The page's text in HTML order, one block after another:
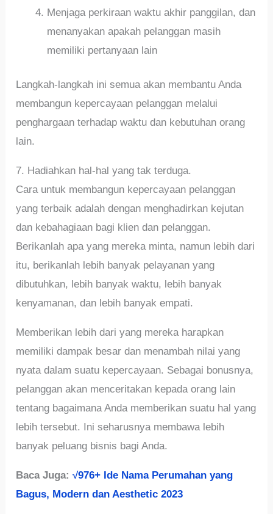
Menjaga perkiraan waktu akhir panggilan, dan
menanyakan apakah pelanggan masih
memiliki pertanyaan lain
Langkah-langkah ini semua akan membantu Anda
membangun kepercayaan pelanggan melalui
penghargaan terhadap waktu dan kebutuhan orang
lain.
7. Hadiahkan hal-hal yang tak terduga.
Cara untuk membangun kepercayaan pelanggan
yang terbaik adalah dengan menghadirkan kejutan
dan kebahagiaan bagi klien dan pelanggan.
Berikanlah apa yang mereka minta, namun lebih dari
itu, berikanlah lebih banyak pelayanan yang
dibutuhkan, lebih banyak waktu, lebih banyak
kenyamanan, dan lebih banyak empati.
Memberikan lebih dari yang mereka harapkan
memiliki dampak besar dan menambah nilai yang
nyata dalam suatu kepercayaan. Sebagai bonusnya,
pelanggan akan menceritakan kepada orang lain
tentang bagaimana Anda memberikan suatu hal yang
lebih tersebut. Ini seharusnya membawa lebih
banyak peluang bisnis bagi Anda.
Baca Juga:√976+ Ide Nama Perumahan yang
Bagus, Modern dan Aesthetic 2023